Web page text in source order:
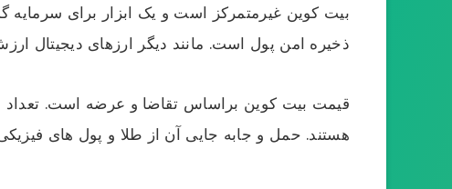
بیت کوین غیرمتمرکز است و یک ابزار برای
ذخیره امن پول است. مانند دیگر ارزهای دیجیتال
قیمت بیت کوین براساس تقاضا و عرضه است.
هستند. حمل و جابه جایی آن از طلا و پول های